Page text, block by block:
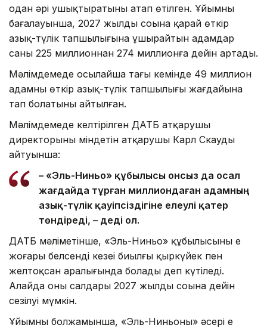
одан әрі ушықтыратыны атап өтілген. Ұйымның
бағалауынша, 2027 жылдың соңына қарай өткір
азық-түлік тапшылығына ұшырайтын адамдар
саны 225 миллионнан 274 миллионға дейін артады.
Мәлімдемеде осылайша тағы кемінде 49 миллион
адамның өткір азық-түлік тапшылығы жағдайына
тап болатыны айтылған.
Мәлімдемеде келтірілген ДАТБ атқарушы
директорының міндетін атқарушы Карл Скаудың
айтуынша:
– «Эль-Ниньо» құбылысы онсыз да осал
жағдайда тұрған миллиондаған адамның
азық-түлік қауіпсіздігіне елеулі қатер
төндіреді, – деді ол.
ДАТБ мәліметінше, «Эль-Ниньо» құбылысының ең
жоғары белсенді кезеңі биылғы қыркүйек пен
желтоқсан аралығында болады деп күтіледі.
Алайда оның салдары 2027 жылдың соңына дейін
сезілуі мүмкін.
Ұйымның болжамынша, «Эль-Ниньоның» әсері ең